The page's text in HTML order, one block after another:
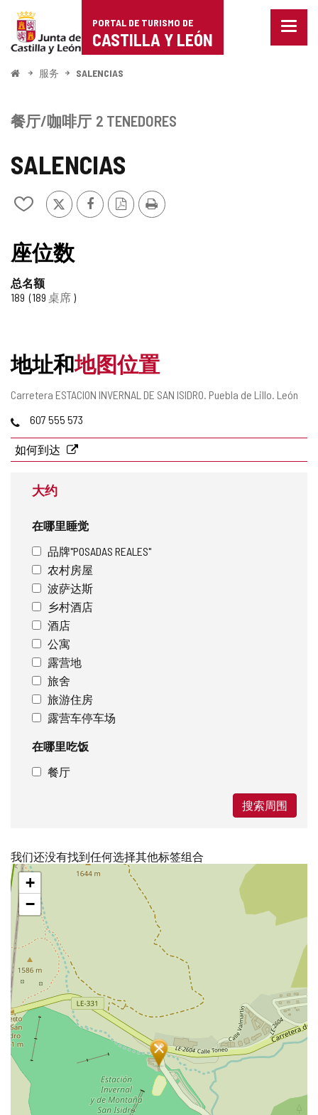
Portal
de
Turismo
Castilla
León
PORTAL DE TURISMO DE
CASTILLA Y LEÓN
菜
开
服务 SALENCIAS
SALENCIAS
从
笔
记
中
添
推
特
FacebookPDF
版
打
印
餐厅/咖啡厅 2 TENEDORES
座位数
总名额
189
189 桌席
地址和地图位置
邮
地
址
Carretera ESTACION INVERNAL DE SAN ISIDRO. Puebla de Lillo. León
电
607 555 573
如何到达
大约
在哪里睡觉
品牌"POSADAS REALES"
农村房屋
波萨达斯
乡村酒店
酒店
公寓
露营地
旅舍
旅游住房
露营车停车场
在哪里吃饭
餐厅
搜索周围
我们还没有找到任何选择其他标签组合
跳
过
地
图
+
−